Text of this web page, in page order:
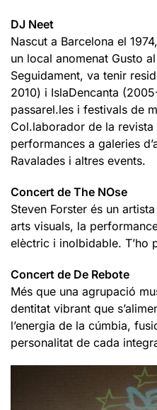
DJ Neet
Nascut a Barcelona el
un local anomenat Gusto
Seguidament, va tenir
2010) i IslaDencanta
passarel.les i festivals de
Col.laborador de la revista
performances a galeries
Ravalades i altres events.
Concert de The NOse
Steven Forster és un
arts visuals, la
elèctric i inolbidable. T’ho
Concert de De Rebote
Més que una agrupació
dentitat vibrant que
l’energia de la cúmbia,
personalitat de cada